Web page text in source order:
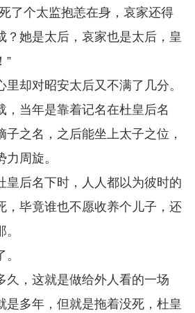
了个太监抱恙在身，哀家还得
？她是太后，哀家也是太后，皇
”
里却对昭安太后又不满了几分。
，当年是靠着记名在杜皇后名
之名，之后能坐上太子之位，
周旋。
皇后名下时，人人都以为彼时的
，毕竟谁也不愿收养个儿子，还
久，这就是做给外人看的一场
是多年，但就是拖着没死，杜皇